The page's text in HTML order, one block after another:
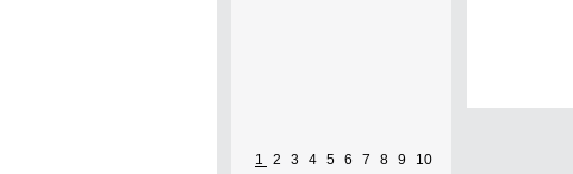
1 2 3 4 5 6 7 8 9 10